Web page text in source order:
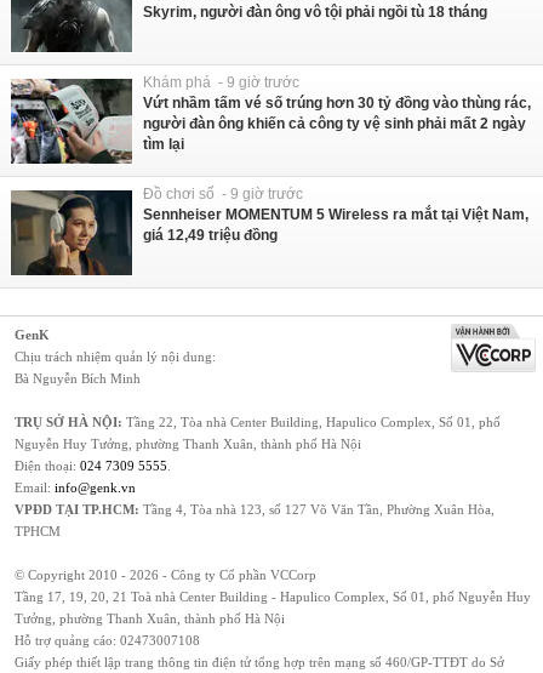
Skyrim, người đàn ông vô tội phải ngồi tù 18 tháng
Khám phá - 9 giờ trước
Vứt nhầm tấm vé số trúng hơn 30 tỷ đồng vào thùng rác,
người đàn ông khiến cả công ty vệ sinh phải mất 2 ngày
tìm lại
Đồ chơi số - 9 giờ trước
Sennheiser MOMENTUM 5 Wireless ra mắt tại Việt Nam,
giá 12,49 triệu đồng
GenK
Chịu trách nhiệm quản lý nội dung:
Bà Nguyễn Bích Minh
TRỤ SỞ HÀ NỘI: Tầng 22, Tòa nhà Center Building, Hapulico Complex, Số 01, phố
Nguyễn Huy Tưởng, phường Thanh Xuân, thành phố Hà Nội
Điện thoại: 024 7309 5555
Email: info@genk.vn
VPĐD TẠI TP.HCM: Tầng 4, Tòa nhà 123, số 127 Võ Văn Tần, Phường Xuân Hòa,
TPHCM
© Copyright 2010 - 2026 - Công ty Cổ phần VCCorp
Tầng 17, 19, 20, 21 Toà nhà Center Building - Hapulico Complex, Số 01, phố Nguyễn Huy
Tưởng, phường Thanh Xuân, thành phố Hà Nội
Hỗ trợ quảng cáo: 02473007108
Giấy phép thiết lập trang thông tin điện tử tổng hợp trên mạng số 460/GP-TTĐT do Sở